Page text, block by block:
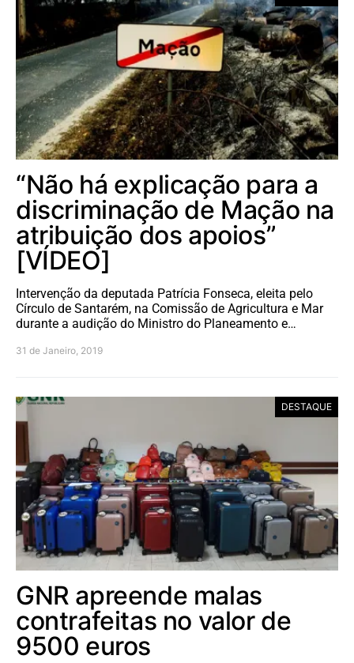
“Não há explicação para a
discriminação de Mação na
atribuição dos apoios”
[VÍDEO]
Intervenção da deputada Patrícia Fonseca, eleita pelo
Círculo de Santarém, na Comissão de Agricultura e Mar
durante a audição do Ministro do Planeamento e…
31 de Janeiro, 2019
DESTAQUE
GNR apreende malas
contrafeitas no valor de
9500 euros